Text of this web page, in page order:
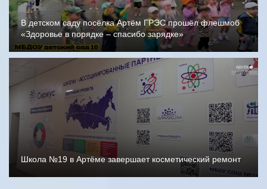
В детском саду посёлка Артём ГРЭС прошёл флешмоб
«Здоровье в порядке – спасибо зарядке»
Школа №19 в Артёме завершает косметический ремонт